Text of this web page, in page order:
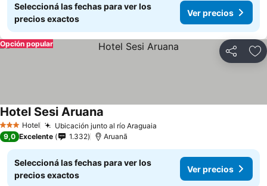
Seleccioná las fechas para ver los
precios exactos
Ver precios
Compartir
Opción popular
3 Estrellas
Hotel Ubicación junto al río Araguaia
Hotel Sesi Aruana
9,0 Excelente 1.332 Aruanã
Seleccioná las fechas para ver los
precios exactos
Ver precios